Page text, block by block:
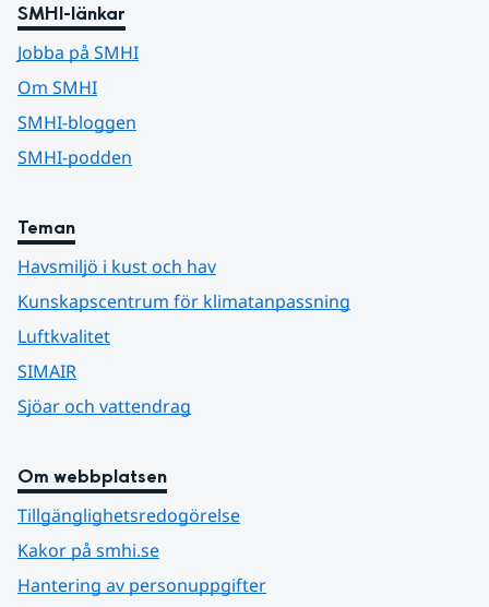
SMHI-länkar
Jobba på SMHI
Om SMHI
SMHI-bloggen
SMHI-podden
Teman
Havsmiljö i kust och hav
Kunskapscentrum för klimatanpassning
Luftkvalitet
SIMAIR
Sjöar och vattendrag
Om webbplatsen
Tillgänglighetsredogörelse
Kakor på smhi.se
Hantering av personuppgifter